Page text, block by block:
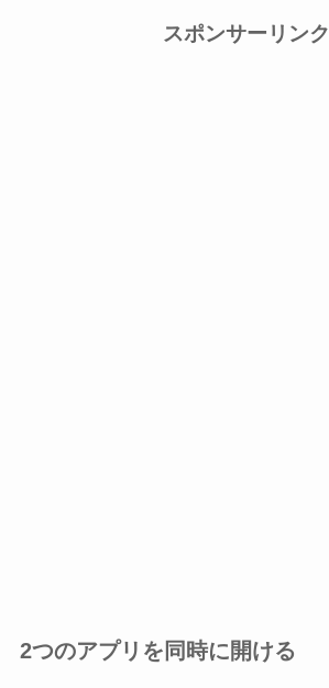
スポンサーリンク
2つのアプリを同時に開ける